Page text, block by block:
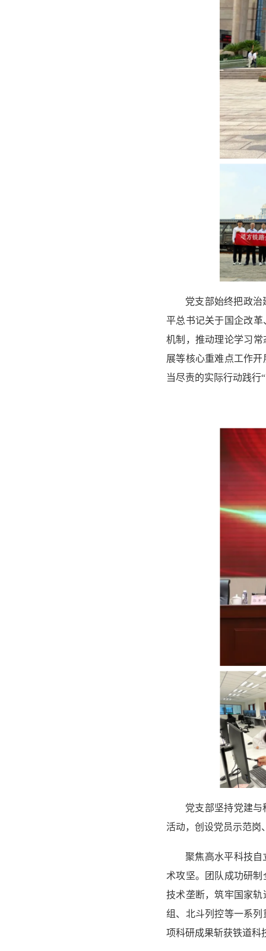
党支部始终把政
平总书记关于国企改
机制，推动理论学习
展等核心重难点工作
当尽责的实际行动践行
党支部坚持党建
活动，创设党员示范岗
聚焦高水平科技自
术攻坚。团队成功研
技术垄断，筑牢国家
组、北斗列控等一系
项科研成果斩获铁道科